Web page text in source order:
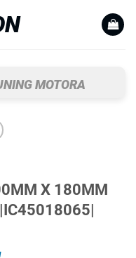
MOTORA
X 180MM